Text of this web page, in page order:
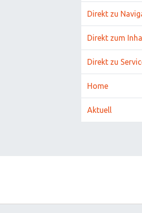
Direkt zu
Direkt zum
Direkt zu
Home
Aktuell